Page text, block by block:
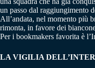
un passo dal raggiungimento
All’andata, nel momento più
rimonta, in favore dei
Per i bookmakers favorita è
LA VIGILIA DELL’INTER